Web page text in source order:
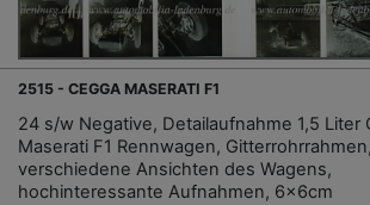
2515 - CEGGA MASERATI F1
24 s/w Negative, Detailaufnahme 1,5 Liter
Maserati F1 Rennwagen, Gitterrohrrahmen,
verschiedene Ansichten des Wagens,
hochinteressante Aufnahmen, 6x6cm